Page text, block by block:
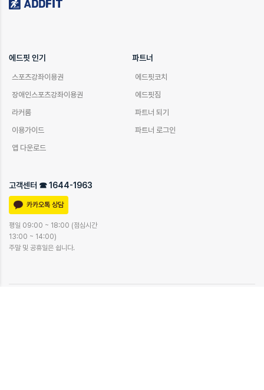
에드핏 인기
스포츠강좌이용권
장애인스포츠강좌이용권
라커룸
이용가이드
앱 다운로드
파트너
에드핏코치
에드핏짐
파트너 되기
파트너 로그인
고객센터 ☎ 1644-1963
카카오톡 상담
평일 09:00 ~ 18:00 (점심시간
13:00 ~ 14:00)
주말 및 공휴일은 쉽니다.